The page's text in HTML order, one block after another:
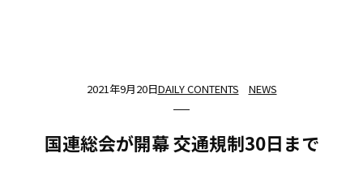
2021年9月20日DAILY CONTENTS NEWS
国連総会が開幕 交通規制30日まで